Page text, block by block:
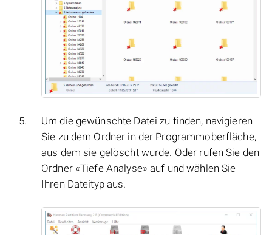
Um die gewünschte Datei zu finden, navigieren
Sie zu dem Ordner in der Programmoberfläche,
aus dem sie gelöscht wurde. Oder rufen Sie den
Ordner «Tiefe Analyse» auf und wählen Sie
Ihren Dateityp aus.